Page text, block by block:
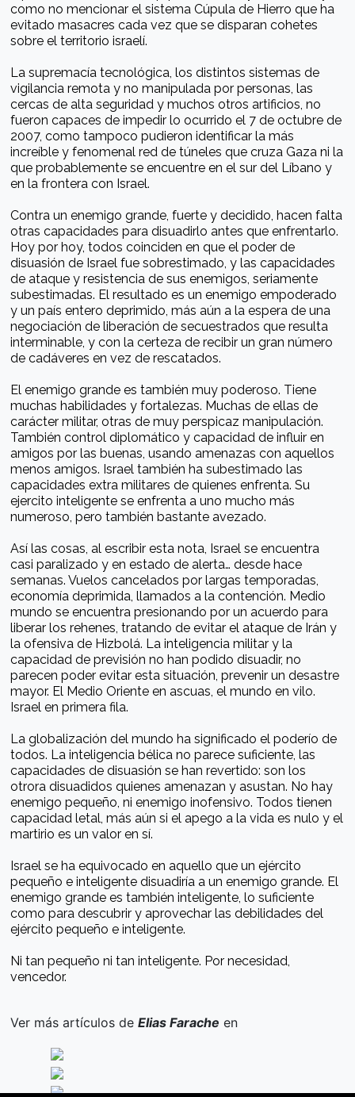
como no mencionar el sistema Cúpula de Hierro que ha
evitado masacres cada vez que se disparan cohetes
sobre el territorio israelí.
La supremacía tecnológica, los distintos sistemas de
vigilancia remota y no manipulada por personas, las
cercas de alta seguridad y muchos otros artificios, no
fueron capaces de impedir lo ocurrido el 7 de octubre de
2007, como tampoco pudieron identificar la más
increíble y fenomenal red de túneles que cruza Gaza ni la
que probablemente se encuentre en el sur del Líbano y
en la frontera con Israel.
Contra un enemigo grande, fuerte y decidido, hacen falta
otras capacidades para disuadirlo antes que enfrentarlo.
Hoy por hoy, todos coinciden en que el poder de
disuasión de Israel fue sobrestimado, y las capacidades
de ataque y resistencia de sus enemigos, seriamente
subestimadas. El resultado es un enemigo empoderado
y un país entero deprimido, más aún a la espera de una
negociación de liberación de secuestrados que resulta
interminable, y con la certeza de recibir un gran número
de cadáveres en vez de rescatados.
El enemigo grande es también muy poderoso. Tiene
muchas habilidades y fortalezas. Muchas de ellas de
carácter militar, otras de muy perspicaz manipulación.
También control diplomático y capacidad de influir en
amigos por las buenas, usando amenazas con aquellos
menos amigos. Israel también ha subestimado las
capacidades extra militares de quienes enfrenta. Su
ejercito inteligente se enfrenta a uno mucho más
numeroso, pero también bastante avezado.
Así las cosas, al escribir esta nota, Israel se encuentra
casi paralizado y en estado de alerta… desde hace
semanas. Vuelos cancelados por largas temporadas,
economía deprimida, llamados a la contención. Medio
mundo se encuentra presionando por un acuerdo para
liberar los rehenes, tratando de evitar el ataque de Irán y
la ofensiva de Hizbolá. La inteligencia militar y la
capacidad de previsión no han podido disuadir, no
parecen poder evitar esta situación, prevenir un desastre
mayor. El Medio Oriente en ascuas, el mundo en vilo.
Israel en primera fila.
La globalización del mundo ha significado el poderío de
todos. La inteligencia bélica no parece suficiente, las
capacidades de disuasión se han revertido: son los
otrora disuadidos quienes amenazan y asustan. No hay
enemigo pequeño, ni enemigo inofensivo. Todos tienen
capacidad letal, más aún si el apego a la vida es nulo y el
martirio es un valor en sí.
Israel se ha equivocado en aquello que un ejército
pequeño e inteligente disuadiría a un enemigo grande. El
enemigo grande es también inteligente, lo suficiente
como para descubrir y aprovechar las debilidades del
ejército pequeño e inteligente.
Ni tan pequeño ni tan inteligente. Por necesidad,
vencedor.
Ver más artículos deElias Farache en